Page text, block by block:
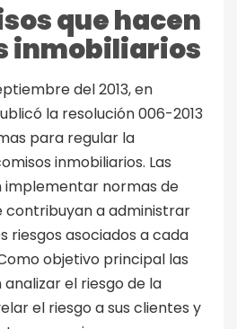
que hacen
inmobiliarios
del 2013, en
la resolución 006-2013
para regular la
inmobiliarios. Las
implementar normas de
a administrar
riesgos asociados a cada
objetivo principal las
el riesgo de la
el riesgo a sus clientes y